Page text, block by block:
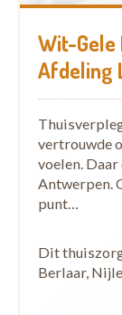
Wit-
Afdeling
vertrouwde
voelen.
Antwerpen.
punt…
Dit
Berlaar,